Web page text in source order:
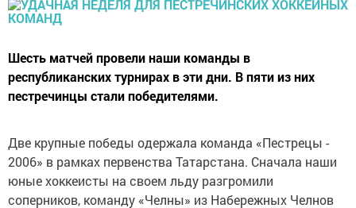
Шесть матчей провели наши команды в
республиканских турнирах в эти дни. В пяти из них
пестречинцы стали победителями.
Две крупные победы одержала команда «Пестрецы -
2006» в рамках первенства Татарстана. Сначала наши
юные хоккеисты на своем льду разгромили
соперников, команду «Челны» из Набережных Челнов